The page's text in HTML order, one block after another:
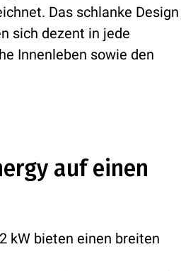
Das schlanke Design
sich dezent in jede
Innenleben sowie den
auf einen
kW bieten einen breiten